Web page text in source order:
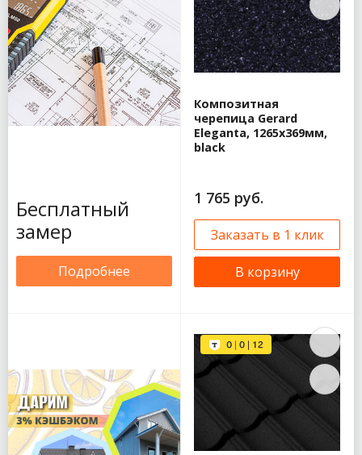
Бесплатный
замер
Подробнее
Композитная
черепица Gerard
Eleganta, 1265x369мм,
black
1 765 руб.
Заказать в 1 клик
В корзину